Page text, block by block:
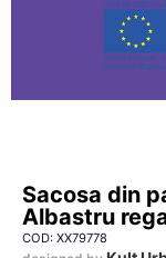
Sacosa din
Albastru
COD: XX79778